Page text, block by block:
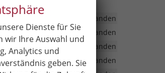
vorhanden
vorhanden
vorhanden
vorhanden
Dienste für Sie
wir Ihre Auswahl und
Analytics und
geben. Sie